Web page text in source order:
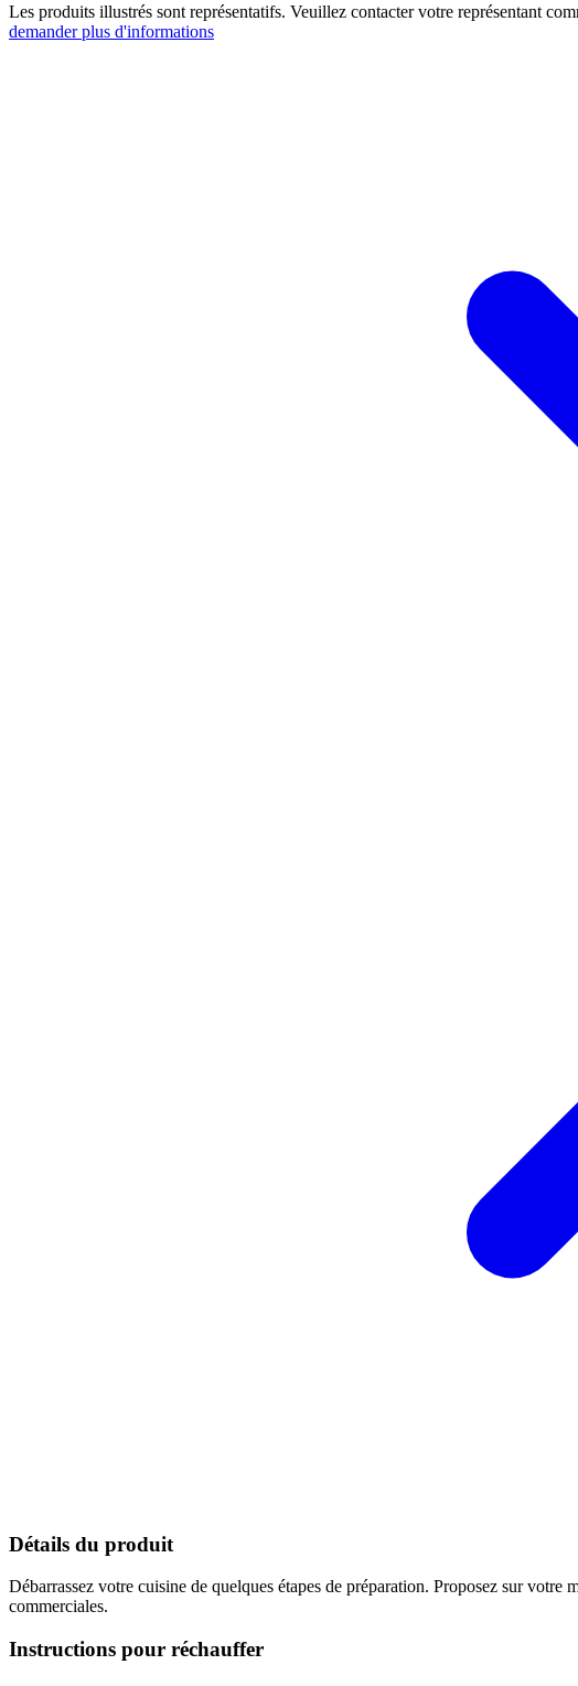
Les produits illustrés sont représentatifs. Veuillez contacter votre représentant
demander plus d'informations
Détails du produit
Débarrassez votre cuisine de quelques étapes de préparation. Proposez sur
commerciales.
Instructions pour réchauffer